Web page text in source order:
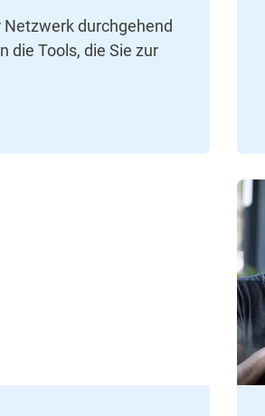
durchgehend
die Tools, die Sie zur